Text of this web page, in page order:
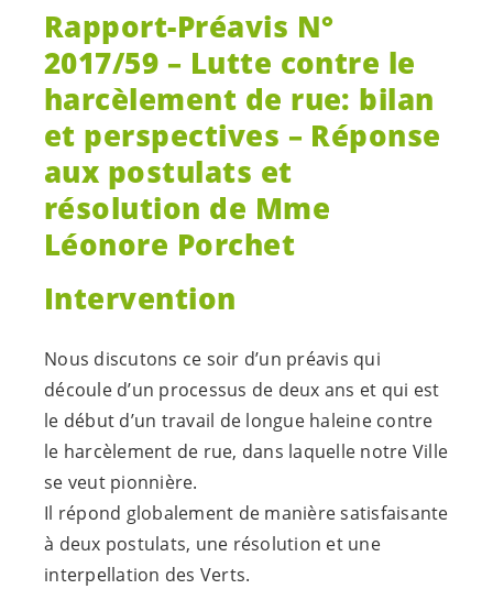
Rapport-Préavis N°
2017/59 – Lutte contre le
harcèlement de rue: bilan
et perspectives – Réponse
aux postulats et
résolution de Mme
Léonore Porchet
Intervention
Nous discutons ce soir d’un préavis qui
découle d’un processus de deux ans et qui est
le début d’un travail de longue haleine contre
le harcèlement de rue, dans laquelle notre Ville
se veut pionnière.
Il répond globalement de manière satisfaisante
à deux postulats, une résolution et une
interpellation des Verts.